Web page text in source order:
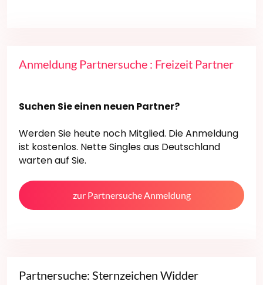
Anmeldung Partnersuche : Freizeit Partner
Suchen Sie einen neuen Partner?
Werden Sie heute noch Mitglied. Die Anmeldung
ist kostenlos. Nette Singles aus Deutschland
warten auf Sie.
zur Partnersuche Anmeldung
Partnersuche: Sternzeichen Widder